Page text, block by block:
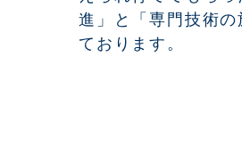
進」と「専門技術の
ております。